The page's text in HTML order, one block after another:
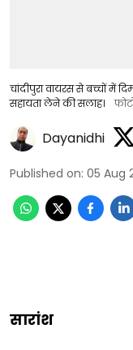
चांदीपुरा वायरस से बच्चों में
सहायता लेने की सलाह।
Dayanidhi
Published on: 05 Aug
सारांश